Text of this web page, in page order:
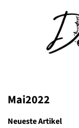
Mai2022
Neueste Artikel